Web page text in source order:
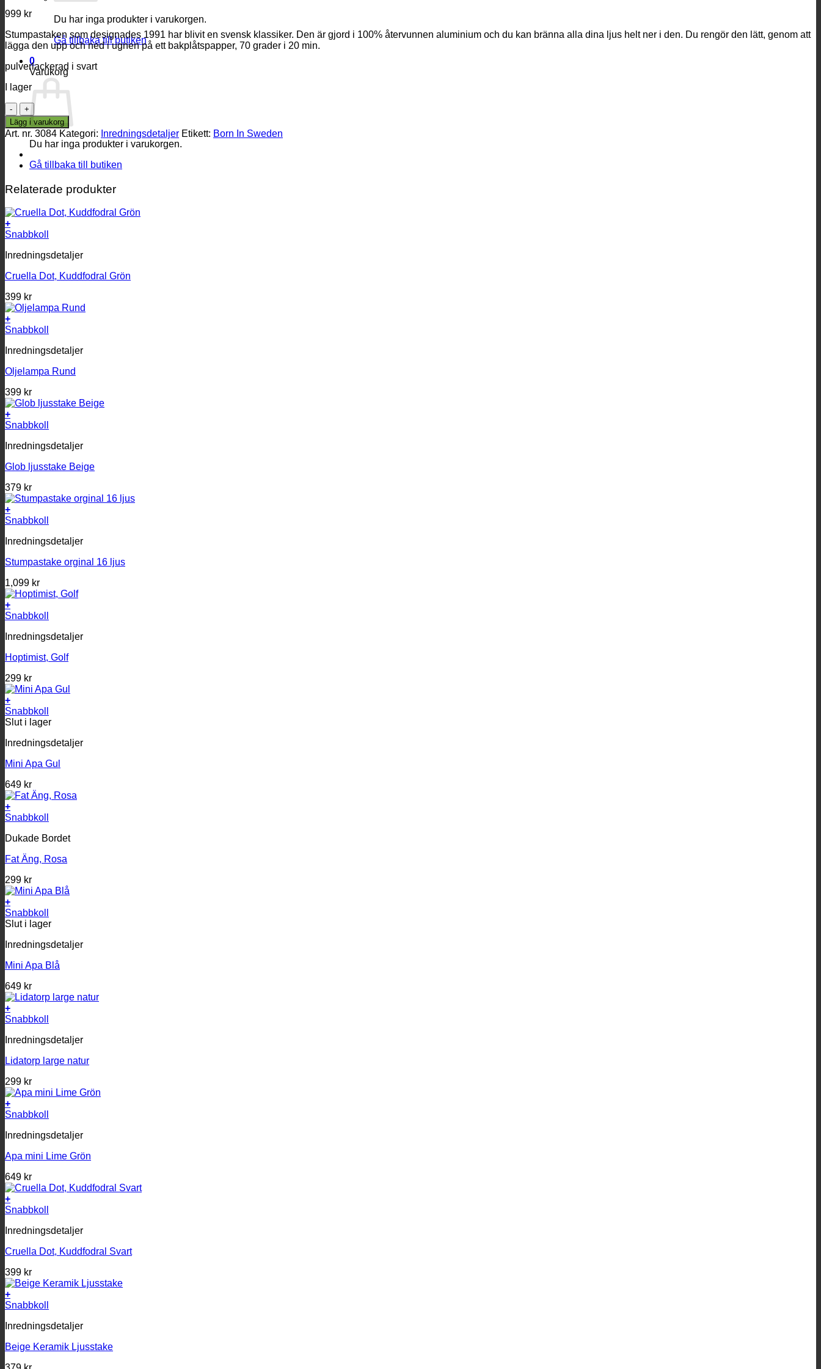
Du har inga produkter i varukorgen.
Gå tillbaka till butiken
0
Varukorg
Du har inga produkter i varukorgen.
Gå tillbaka till butiken
999 kr
Stumpastaken som designades 1991 har blivit en svensk klassiker. Den är gjord i 100% återvunnen aluminium och du kan bränna alla dina ljus helt ner i den. Du rengör den lätt, genom att
lägga den upp och ned i ugnen på ett bakplåtspapper, 70 grader i 20 min.
pulverlackerad i svart
I lager
Stumpastaken
svart
9-
ljus
mängd
Lägg i varukorg
Art. nr. 3084 Kategori: Inredningsdetaljer Etikett: Born In Sweden
Relaterade produkter
+
Snabbkoll
Inredningsdetaljer
Cruella Dot, Kuddfodral Grön
399 kr
+
Snabbkoll
Inredningsdetaljer
Oljelampa Rund
399 kr
+
Snabbkoll
Inredningsdetaljer
Glob ljusstake Beige
379 kr
+
Snabbkoll
Inredningsdetaljer
Stumpastake orginal 16 ljus
1,099 kr
+
Snabbkoll
Inredningsdetaljer
Hoptimist, Golf
299 kr
+
Snabbkoll
Slut i lager
Inredningsdetaljer
Mini Apa Gul
649 kr
+
Snabbkoll
Dukade Bordet
Fat Äng, Rosa
299 kr
+
Snabbkoll
Slut i lager
Inredningsdetaljer
Mini Apa Blå
649 kr
+
Snabbkoll
Inredningsdetaljer
Lidatorp large natur
299 kr
+
Snabbkoll
Inredningsdetaljer
Apa mini Lime Grön
649 kr
+
Snabbkoll
Inredningsdetaljer
Cruella Dot, Kuddfodral Svart
399 kr
+
Snabbkoll
Inredningsdetaljer
Beige Keramik Ljusstake